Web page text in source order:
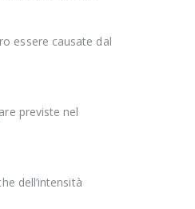
essere causate dal
previste nel
dell’intensità